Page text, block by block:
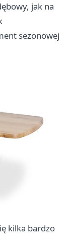
jak na
sezonowej
kilka bardzo